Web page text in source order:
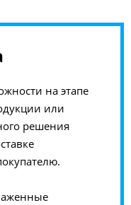
на этапе
или
решения